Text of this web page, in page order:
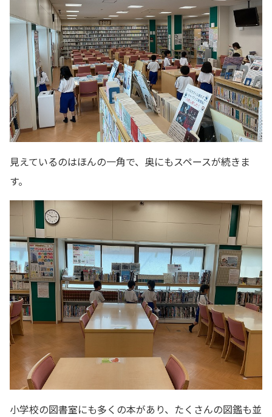
見えているのはほんの一角で、奥にもスペースが続きま
す。
小学校の図書室にも多くの本があり、たくさんの図鑑も並